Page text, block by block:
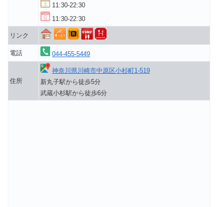
11:30-22:30
11:30-22:30
リンク
電話 044-455-5449
住所
神奈川県川崎市中原区小杉町1-519
新丸子駅から徒歩5分
武蔵小杉駅から徒歩6分